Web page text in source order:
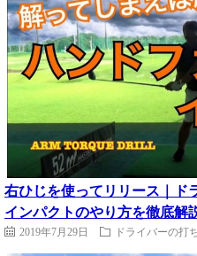
右ひじを使ってリリース｜ド
インパクトのやり方を徹底解
2019年7月29日 ドライバーの打